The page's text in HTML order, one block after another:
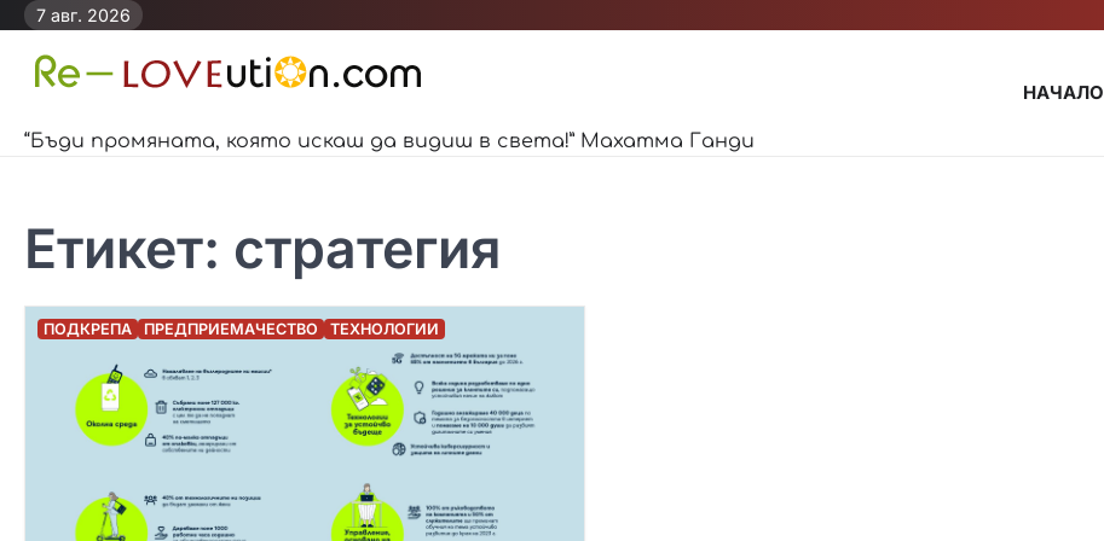
Skip
content
7 авг. 2026
“Бъди промяната, която искаш да видиш в света!” Махатма Ганди
НАЧАЛО
Етикет: стратегия
ПОДКРЕПА ПРЕДПРИЕМАЧЕСТВО ТЕХНОЛОГИИ